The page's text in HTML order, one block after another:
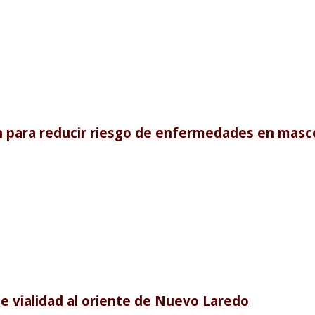
reducir riesgo de enfermedades en
vialidad al oriente de Nuevo Laredo